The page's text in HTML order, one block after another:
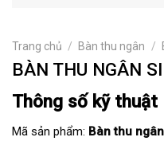
Trang chủ / Bàn thu ngân /
BÀN THU NGÂN
Thông số kỹ thuật
Mã sản phẩm: Bàn thu